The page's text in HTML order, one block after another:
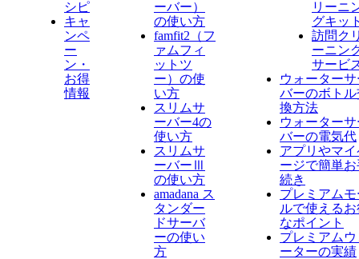
シピ
キャ
ンペ
ー
ン・
お得
情報
ーバー）
の使い方
famfit2（フ
ァムフィ
ットツ
ー）の使
い方
スリムサ
ーバー4の
使い方
スリムサ
ーバーⅢ
の使い方
amadana ス
タンダー
ドサーバ
ーの使い
方
リーニ
グキッ
訪問ク
ーニン
サービ
ウォーター
バーのボトル
換方法
ウォーター
バーの電気代
アプリやマイ
ージで簡単お
続き
プレミアムモ
ルで使える
なポイント
プレミアムウ
ーターの実績